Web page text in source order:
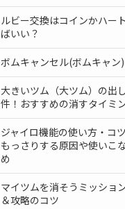
ルビー交換はコインかハー
ばいい？
ボムキャンセル(ボムキャン
大きいツム（大ツム）の出
件！おすすめの消すタイミ
ジャイロ機能の使い方・コ
もっさりする原因や使いこ
め
マイツムを消そうミッショ
＆攻略のコツ